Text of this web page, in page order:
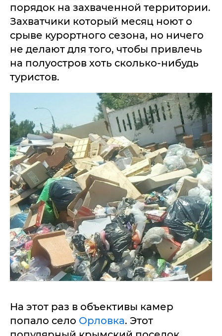
порядок на захваченной территории.
Захватчики который месяц ноют о
срыве курортного сезона, но ничего
не делают для того, чтобы привлечь
на полуостров хоть сколько-нибудь
туристов.
На этот раз в объективы камер
попало село Орловка. Этот